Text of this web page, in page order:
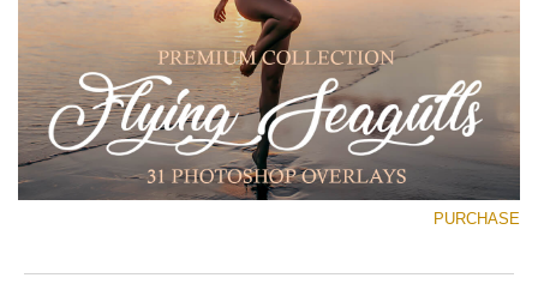
PURCHASE